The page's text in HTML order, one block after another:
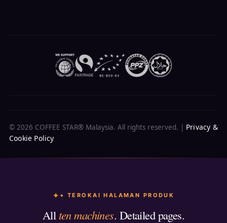
© 2026 COFFEE STAR® Malaysia. All rights reserved. | Privacy &
Cookie Policy
+ TEROKAI HALAMAN PRODUK
All ten machines. Detailed pages.